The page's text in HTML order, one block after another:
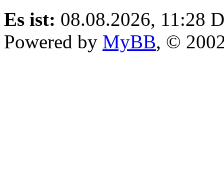
Es ist: 08.08.2026, 11:28
Powered by MyBB, ©